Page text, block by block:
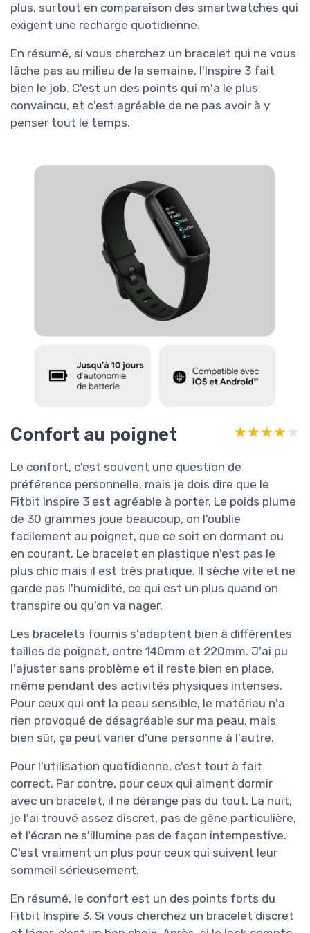
plus, surtout en comparaison des smartwatches qui
exigent une recharge quotidienne.
En résumé, si vous cherchez un bracelet qui ne vous
lâche pas au milieu de la semaine, l'Inspire 3 fait
bien le job. C'est un des points qui m'a le plus
convaincu, et c'est agréable de ne pas avoir à y
penser tout le temps.
Confort au poignet ★★★★★
★★★★★
Le confort, c'est souvent une question de
préférence personnelle, mais je dois dire que le
Fitbit Inspire 3 est agréable à porter. Le poids plume
de 30 grammes joue beaucoup, on l'oublie
facilement au poignet, que ce soit en dormant ou
en courant. Le bracelet en plastique n'est pas le
plus chic mais il est très pratique. Il sèche vite et ne
garde pas l'humidité, ce qui est un plus quand on
transpire ou qu'on va nager.
Les bracelets fournis s'adaptent bien à différentes
tailles de poignet, entre 140mm et 220mm. J'ai pu
l'ajuster sans problème et il reste bien en place,
même pendant des activités physiques intenses.
Pour ceux qui ont la peau sensible, le matériau n'a
rien provoqué de désagréable sur ma peau, mais
bien sûr, ça peut varier d'une personne à l'autre.
Pour l'utilisation quotidienne, c'est tout à fait
correct. Par contre, pour ceux qui aiment dormir
avec un bracelet, il ne dérange pas du tout. La nuit,
je l'ai trouvé assez discret, pas de gêne particulière,
et l'écran ne s'illumine pas de façon intempestive.
C'est vraiment un plus pour ceux qui suivent leur
sommeil sérieusement.
En résumé, le confort est un des points forts du
Fitbit Inspire 3. Si vous cherchez un bracelet discret